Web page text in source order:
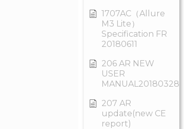
1707AC（Allure
M3 Lite）
Specification FR
20180611
206 AR NEW
USER
MANUAL20180328
207 AR
update(new CE
report)